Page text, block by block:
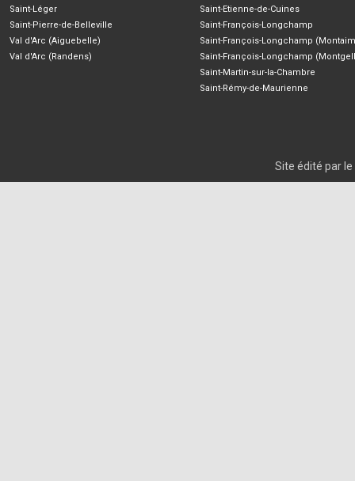
Saint-Léger
Saint-Pierre-de-Belleville
Val d'Arc (Aiguebelle)
Val d'Arc (Randens)
Saint-Etienne-de-Cuines
Saint-François-Longchamp
Saint-François-Longchamp
Saint-François-Longchamp
Saint-Martin-sur-la-Chambre
Saint-Rémy-de-Maurienne
Site édité par